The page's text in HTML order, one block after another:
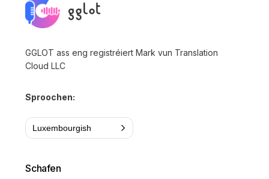
GGLOT ass eng registréiert Mark vun Translation
Cloud LLC
Sproochen:
Luxembourgish
Schafen